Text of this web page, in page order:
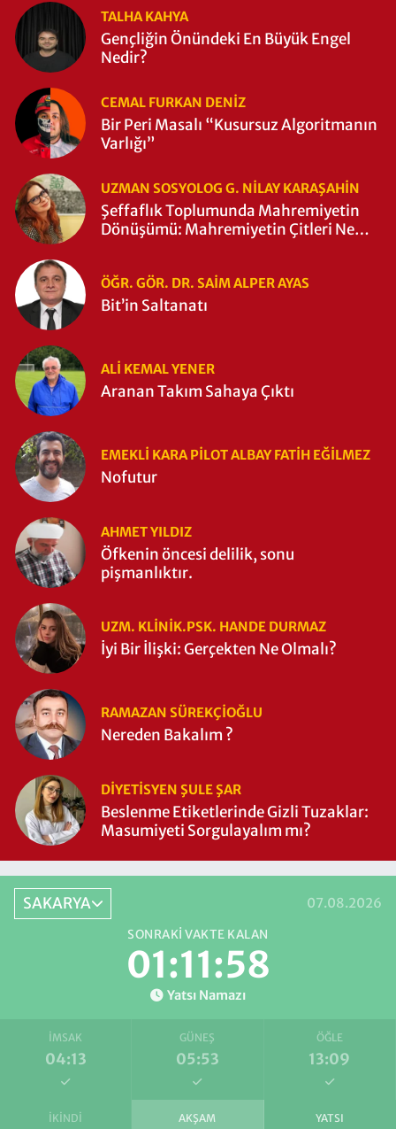
TALHA KAHYA
Gençliğin Önündeki En Büyük Engel
Nedir?
CEMAL FURKAN DENİZ
Bir Peri Masalı “Kusursuz Algoritmanın
Varlığı”
UZMAN SOSYOLOG G. NILAY KARAŞAHİN
Şeffaflık Toplumunda Mahremiyetin
Dönüşümü: Mahremiyetin Çitleri Ne
ÖĞR. GÖR. DR. SAIM ALPER AYAS
Bit’in Saltanatı
ALI KEMAL YENER
Aranan Takım Sahaya Çıktı
EMEKLI KARA PILOT ALBAY FATIH EĞİLMEZ
Nofutur
AHMET YILDIZ
Öfkenin öncesi delilik, sonu
pişmanlıktır.
UZM. KLINIK.PSK. HANDE DURMAZ
İyi Bir İlişki: Gerçekten Ne Olmalı?
RAMAZAN SÜREKÇIOĞLU
Nereden Bakalım ?
DIYETISYEN ŞULE ŞAR
Beslenme Etiketlerinde Gizli Tuzaklar:
Masumiyeti Sorgulayalım mı?
SAKARYA 07.08.2026
SONRAKI VAKTE KALAN
01:11:58
Yatsı Namazı
İMSAK
04:13
GÜNEŞ
05:53
ÖĞLE
13:09
İKINDI AKŞAM YATSI